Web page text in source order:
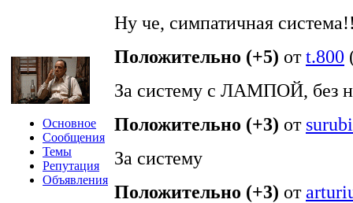
Основное
Сообщения
Темы
Репутация
Объявления
Ну че, симпатичная
Положительно (+5) отt.800
За систему с ЛАМПОЙ, без
Положительно (+3) от
За систему
Положительно (+3) от